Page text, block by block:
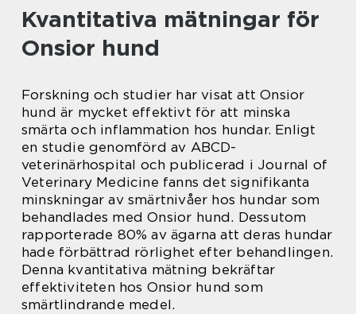
Kvantitativa mätningar för
Onsior hund
Forskning och studier har visat att Onsior
hund är mycket effektivt för att minska
smärta och inflammation hos hundar. Enligt
en studie genomförd av ABCD-
veterinärhospital och publicerad i Journal of
Veterinary Medicine fanns det signifikanta
minskningar av smärtnivåer hos hundar som
behandlades med Onsior hund. Dessutom
rapporterade 80% av ägarna att deras hundar
hade förbättrad rörlighet efter behandlingen.
Denna kvantitativa mätning bekräftar
effektiviteten hos Onsior hund som
smärtlindrande medel.